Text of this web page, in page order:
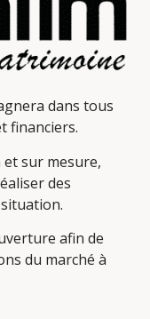
dans tous
financiers.
sur mesure,
des
afin de
du marché à